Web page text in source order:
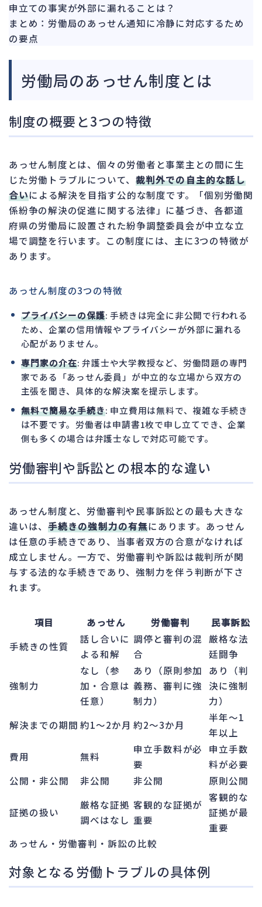
申立ての事実が外部に漏れることは？
まとめ：労働局のあっせん通知に冷静に対応するため
の要点
労働局のあっせん制度とは
制度の概要と3つの特徴
あっせん制度とは、個々の労働者と事業主との間に生
じた労働トラブルについて、裁判外での自主的な話し
合いによる解決を目指す公的な制度です。「個別労働関
係紛争の解決の促進に関する法律」に基づき、各都道
府県の労働局に設置された紛争調整委員会が中立な立
場で調整を行います。この制度には、主に3つの特徴が
あります。
あっせん制度の3つの特徴
プライバシーの保護: 手続きは完全に非公開で行われる
ため、企業の信用情報やプライバシーが外部に漏れる
心配がありません。
専門家の介在: 弁護士や大学教授など、労働問題の専門
家である「あっせん委員」が中立的な立場から双方の
主張を聞き、具体的な解決案を提示します。
無料で簡易な手続き: 申立費用は無料で、複雑な手続き
は不要です。労働者は申請書1枚で申し立てでき、企業
側も多くの場合は弁護士なしで対応可能です。
労働審判や訴訟との根本的な違い
あっせん制度と、労働審判や民事訴訟との最も大きな
違いは、手続きの強制力の有無にあります。あっせん
は任意の手続きであり、当事者双方の合意がなければ
成立しません。一方で、労働審判や訴訟は裁判所が関
与する法的な手続きであり、強制力を伴う判断が下さ
れます。
項目 あっせん 労働審判
民事訴訟
手続きの性質
話し合いに
よる和解
調停と審判の混
合
厳格な法
廷闘争
強制力
なし（参
加・合意は
任意）
あり（原則参加
義務、審判に強
制力）
あり（判
決に強制
力）
解決までの期間 約1〜2か月 約2〜3か月
半年〜1
年以上
費用
無料
申立手数料が必
要
申立手数
料が必要
公開・非公開
非公開 非公開 原則公開
証拠の扱い
厳格な証拠
調べはなし
客観的な証拠が
重要
客観的な
証拠が最
重要
あっせん・労働審判・訴訟の比較
対象となる労働トラブルの具体例